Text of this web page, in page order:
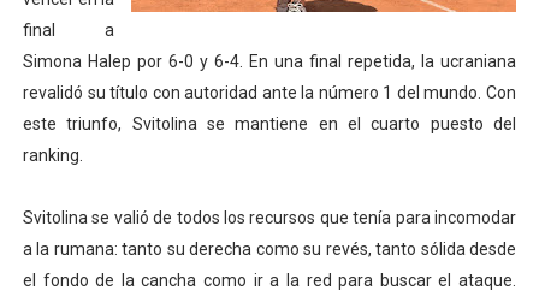
Mundial de Fórmula 1 2026 - Lando Norris consigue
Copa del Mundo femenina 2026 - Estados Unidos
Campeonato de Europa de saltos 2026 (París,
AEW - Adam Page con Brodido desbancan una
final a
Simona Halep por 6-0 y 6-4. En una final repetida, la ucraniana
revalidó su título con autoridad ante la número 1 del mundo. Con
este triunfo, Svitolina se mantiene en el cuarto puesto del
ranking.
Svitolina se valió de todos los recursos que tenía para incomodar
a la rumana: tanto su derecha como su revés, tanto sólida desde
el fondo de la cancha como ir a la red para buscar el ataque.